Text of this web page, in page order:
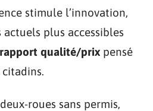
stimule l’innovation,
plus accessibles
rapport qualité/prix pensé
roues sans permis,